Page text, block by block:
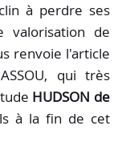
à perdre ses
de
renvoie l'article
qui très
HUDSON de
à la fin de cet